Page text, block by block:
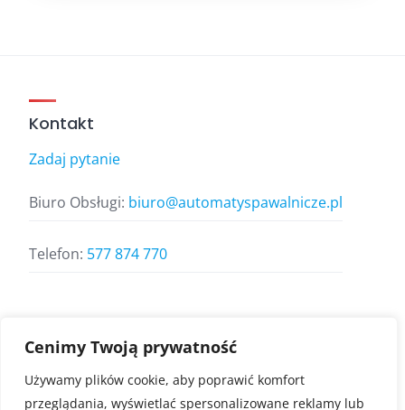
Cenimy Twoją prywatność
Używamy plików cookie, aby poprawić komfort
przeglądania, wyświetlać spersonalizowane reklamy lub
Kontakt
Zadaj pytanie
Biuro Obsługi: biuro@automatyspawalnicze.pl
Telefon: 577 874 770